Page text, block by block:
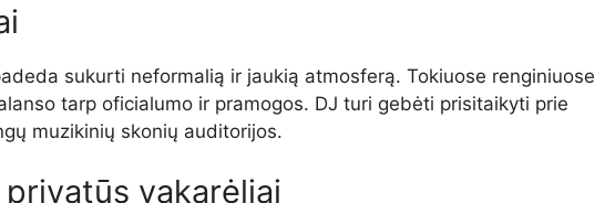
sukurti neformalią ir jaukią atmosferą. Tokiuose renginiuose
tarp oficialumo ir pramogos. DJ turi gebėti prisitaikyti prie
muzikinių skonių auditorijos.
vakarėliai